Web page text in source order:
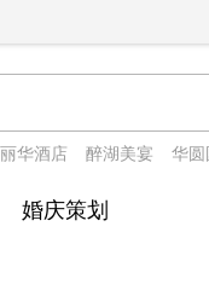
丽华酒店 醉湖美宴 华圆
婚庆策划